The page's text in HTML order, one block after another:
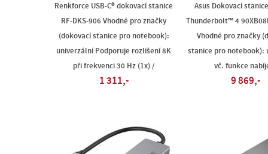
Renkforce USB-C® dokovací stanice
RF-DKS-906 Vhodné pro značky
(dokovací stanice pro notebook):
univerzální Podporuje rozlišení 8K
při frekvenci 30 Hz (1x) /
1 311,-
Asus Dokovací
Thunderbolt™ 4
Vhodné pro značky
stanice pro notebook):
vč. funkce
9 869,-